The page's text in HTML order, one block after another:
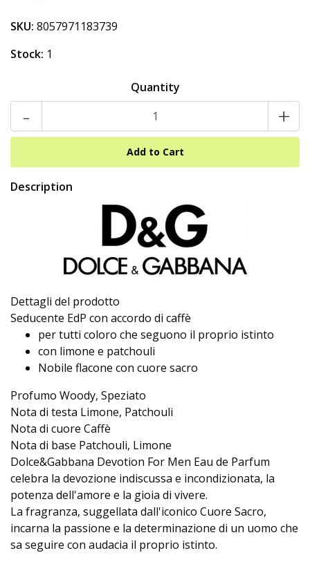
SKU: 8057971183739
Stock: 1
Quantity
- +
Description
Dettagli del prodotto
Seducente EdP con accordo di caffè
per tutti coloro che seguono il proprio istinto
con limone e patchouli
Nobile flacone con cuore sacro
Profumo Woody, Speziato
Nota di testa Limone, Patchouli
Nota di cuore Caffè
Nota di base Patchouli, Limone
Dolce&Gabbana Devotion For Men Eau de Parfum
celebra la devozione indiscussa e incondizionata, la
potenza dell'amore e la gioia di vivere.
La fragranza, suggellata dall'iconico Cuore Sacro,
incarna la passione e la determinazione di un uomo che
sa seguire con audacia il proprio istinto.